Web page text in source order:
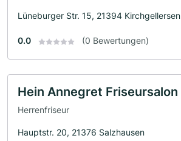
Lüneburger Str. 15, 21394 Kirchgellersen
0.0 (0 Bewertungen)
Hein Annegret Friseursalon
Herrenfriseur
Hauptstr. 20, 21376 Salzhausen